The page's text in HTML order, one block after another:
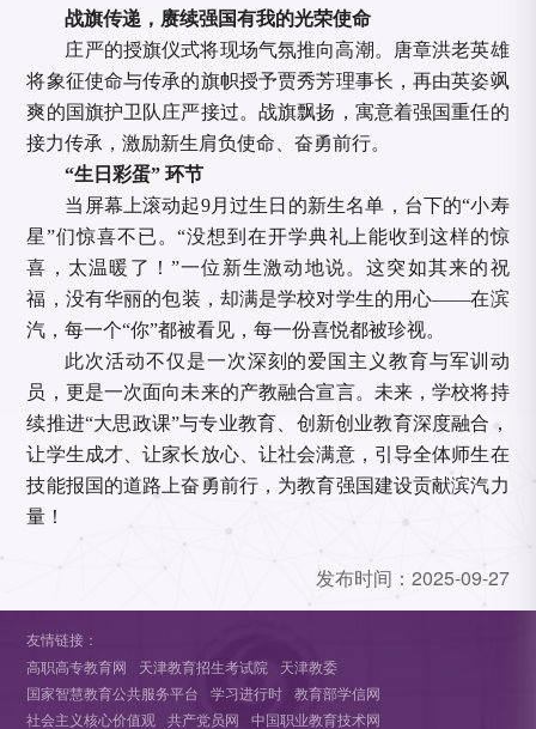
战旗传递，赓续强国有我的光荣使命
庄严的授旗仪式将现场气氛推向高潮。唐章洪老英雄
将象征使命与传承的旗帜授予贾秀芳理事长，再由英姿飒
爽的国旗护卫队庄严接过。战旗飘扬，寓意着强国重任的
接力传承，激励新生肩负使命、奋勇前行。
“生日彩蛋” 环节
当屏幕上滚动起9月过生日的新生名单，台下的“小寿
星”们惊喜不已。“没想到在开学典礼上能收到这样的惊
喜，太温暖了！”一位新生激动地说。这突如其来的祝
福，没有华丽的包装，却满是学校对学生的用心——在滨
汽，每一个“你”都被看见，每一份喜悦都被珍视。
此次活动不仅是一次深刻的爱国主义教育与军训动
员，更是一次面向未来的产教融合宣言。未来，学校将持
续推进“大思政课”与专业教育、创新创业教育深度融合，
让学生成才、让家长放心、让社会满意，引导全体师生在
技能报国的道路上奋勇前行，为教育强国建设贡献滨汽力
量！
发布时间： 2025-09-27
友情链接：
高职高专教育网
天津教育招生考试院
天津教委
国家智慧教育公共服务平台
学习进行时
教育部学信网
社会主义核心价值观
共产党员网 中国职业教育技术网